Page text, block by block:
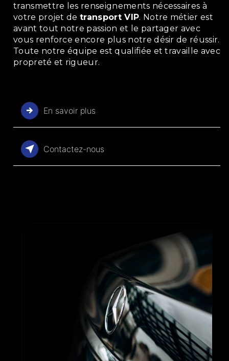
transmettre les renseignements nécessaires à
votre projet detransport VIP. Notre métier est
avant tout notre passion et le partager avec
vous renforce encore plus notre désir de réussir.
Toute notre équipe est qualifiée et travaille avec
propreté et rigueur.
En savoir plus
Contactez-nous